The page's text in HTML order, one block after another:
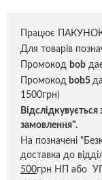
Працює
Для товарів
Промокод bob
Промокод bob5
1500грн)
замовлення".
На позначені
доставка до
500грн НП або УП